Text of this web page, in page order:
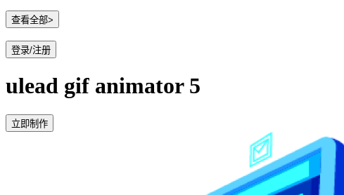
查看全部>
登录/注册
ulead gif animator 5
立即制作